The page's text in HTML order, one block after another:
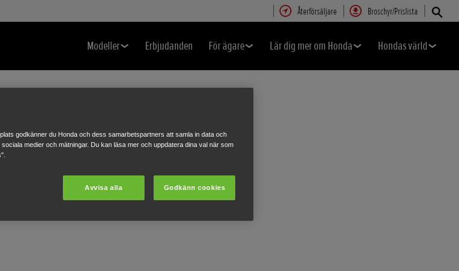
Återförsäljare Broschyr/Prislista
Modeller Erbjudanden För ägare Lär dig mer om Honda Hondas värld
godkänner du Honda och dess samarbetspartners att samla in data och
medier och mätningar. Du kan läsa mer och uppdatera dina val när som
Avvisa alla Godkänn cookies